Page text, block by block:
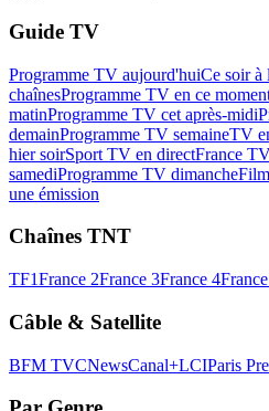
Guide TV
Programme TV aujourd'huiCe soir
chaînesProgramme TV en ce
matinProgramme TV cet après-midi
demainProgramme TV semaineTV
hier soirSport TV en directFrance
samediProgramme TV dimanche
une émission
Chaînes TNT
TF1France 2France 3France 4
Câble & Satellite
BFM TVCNewsCanal+LCIParis